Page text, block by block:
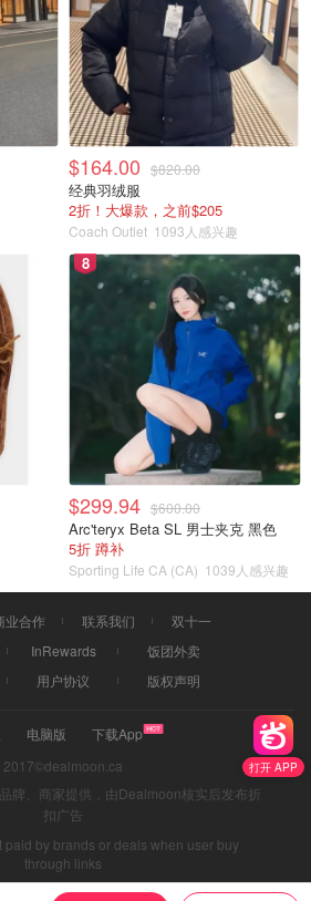
打开 APP
$164.00 $820.00
经典羽绒服
2折！大爆款，之前$205
Coach Outlet 1093人感兴趣
8
$299.94 $600.00
Arc'teryx Beta SL 男士夹克 黑色
5折 蹲补
Sporting Life CA (CA) 1039人感兴趣
业合作 联系我们
双十一
InRewards
饭团外卖
用户协议 版权声明
电脑版
下载App
2017©dealmoon.ca
牌、商家提供，由Dealmoon核实后发布折
扣广告
paid by brands or deals when user buy
through links